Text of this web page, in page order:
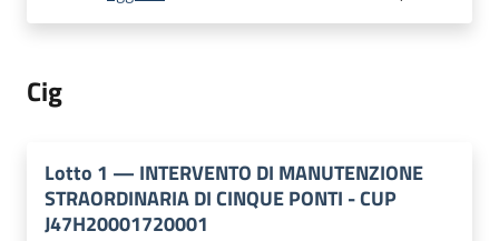
Cig
Lotto 1 — INTERVENTO DI MANUTENZIONE
STRAORDINARIA DI CINQUE PONTI - CUP
J47H20001720001